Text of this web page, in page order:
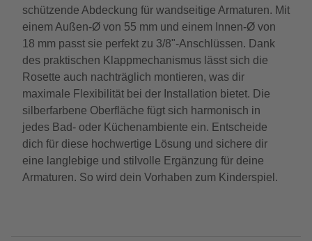
schützende Abdeckung für wandseitige Armaturen. Mit
einem Außen-Ø von 55 mm und einem Innen-Ø von
18 mm passt sie perfekt zu 3/8"-Anschlüssen. Dank
des praktischen Klappmechanismus lässt sich die
Rosette auch nachträglich montieren, was dir
maximale Flexibilität bei der Installation bietet. Die
silberfarbene Oberfläche fügt sich harmonisch in
jedes Bad- oder Küchenambiente ein. Entscheide
dich für diese hochwertige Lösung und sichere dir
eine langlebige und stilvolle Ergänzung für deine
Armaturen. So wird dein Vorhaben zum Kinderspiel.